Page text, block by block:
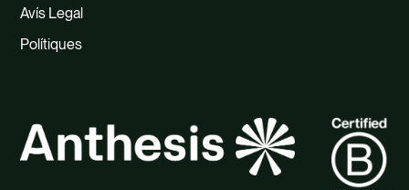
Avís Legal
Polítiques